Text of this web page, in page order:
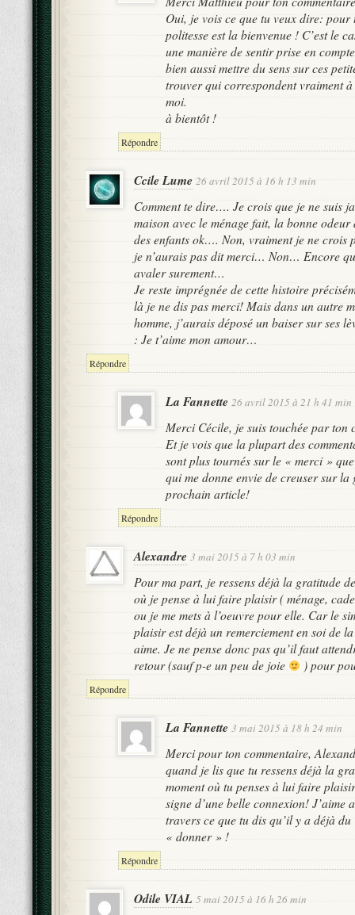
Oui, je vois ce que tu veux dire:
politesse est la bienvenue ! C’est le
une manière de sentir prise en
bien aussi mettre du sens sur ces
trouver qui correspondent vraiment
moi.
à bientôt !
Répondre
Ccile Lume 26 avril 2015 à 16 h 13 min
Comment te dire…. Je crois que je ne suis
maison avec le ménage fait, la bonne
des enfants ok…. Non, vraiment je ne crois
je n’aurais pas dit merci… Non… Encore
avaler surement…
Je reste imprégnée de cette histoire
là je ne dis pas merci! Mais dans un autre
homme, j’aurais déposé un baiser sur ses
: Je t’aime mon amour…
Répondre
La Fannette 26 avril 2015 à 21 h 41 min
Merci Cécile, je suis touchée par ton
Et je vois que la plupart des
sont plus tournés sur le « merci »
qui me donne envie de creuser sur
prochain article!
Répondre
Alexandre 3 mai 2015 à 7 h 03 min
Pour ma part, je ressens déjà la gratitude
où je pense à lui faire plaisir ( ménage,
ou je me mets à l’oeuvre pour elle. Car le
plaisir est déjà un remerciement en soi de
aime. Je ne pense donc pas qu’il faut
retour (sauf p-e un peu de joie
) pour
Répondre
La Fannette 3 mai 2015 à 18 h 24 min
Merci pour ton commentaire,
quand je lis que tu ressens déjà la
moment où tu penses à lui faire
signe d’une belle connexion! J’aime
travers ce que tu dis qu’il y a déjà
« donner » !
Répondre
Odile VIAL 5 mai 2015 à 16 h 26 min